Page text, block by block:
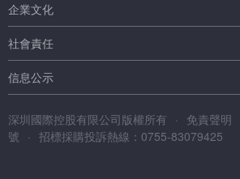
企業文化
社會責任
信息公示
深圳國際控股有限公司版權所有 · 免責聲明
號 · 招標採購投訴熱線：0755-83079425